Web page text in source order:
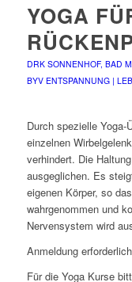
YOGA
DRK SONNENHOF, BAD
BYV ENTSPANNUNG |
Durch spezielle Yoga-
einzelnen
verhindert. Die
ausgeglichen. Es
eigenen Körper, so
wahrgenommen und
Nervensystem wird
Anmeldung
Für die Yoga Kurse